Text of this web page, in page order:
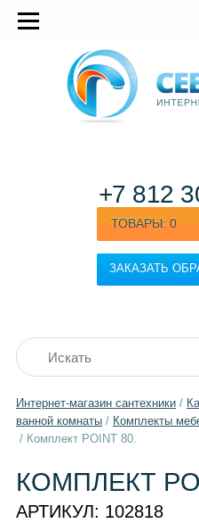
ТОВАРЫ: 0
ЗАКАЗАТЬ
+7 812
Интернет-магазин сантехники/
ванной комнаты/ Комплекты
/ Комплект POINT 80.
КОМПЛЕКТ
АРТИКУЛ: 102818